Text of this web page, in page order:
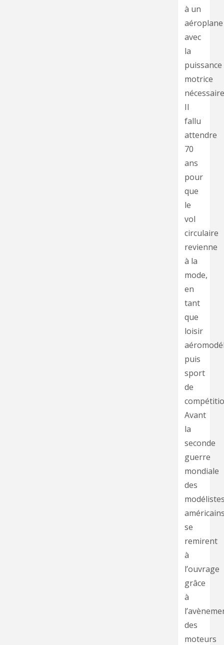
à un
aéroplane
avec
la
puissance
motrice
Il
fallu
attendre
70
ans
pour
que
le
vol
circulaire
revienne
à la
mode,
en
tant
que
loisir
puis
sport
de
Avant
la
seconde
guerre
mondiale
des
se
remirent
à
l’ouvrage
grâce
à
des
moteurs